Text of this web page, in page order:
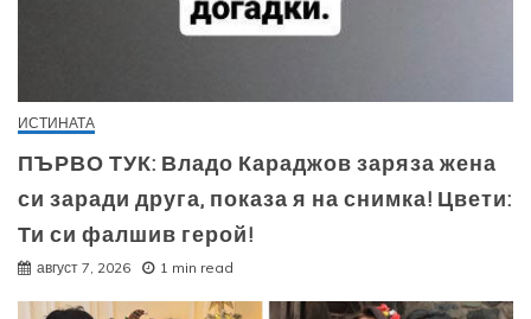
ИСТИНАТА
ПЪРВО ТУК: Владо Караджов заряза жена
си заради друга, показа я на снимка! Цвети:
Ти си фалшив герой!
август 7, 2026 1 min read